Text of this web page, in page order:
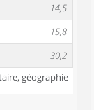
14,5
15,8
30,2
géographie